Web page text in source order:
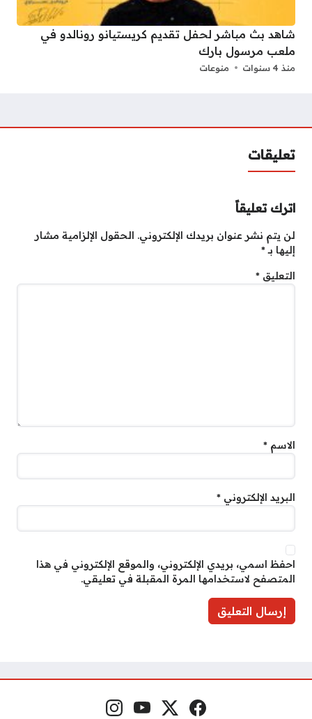
شاهد بث مباشر لحفل تقديم كريستيانو رونالدو في
ملعب مرسول بارك
منذ 4 سنوات منوعات
تعليقات
اترك تعليقاً
لن يتم نشر عنوان بريدك الإلكتروني. الحقول الإلزامية مشار
إليها بـ*
التعليق *
الاسم *
البريد الإلكتروني *
احفظ اسمي، بريدي الإلكتروني، والموقع الإلكتروني في هذا
المتصفح لاستخدامها المرة المقبلة في تعليقي.
مواقع التواصل فيسبوكمنصة إكس
يوتيوبإنستغرام